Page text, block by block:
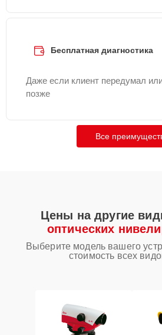
Бесплатная диагностика
Даже если клиент передумал
позже
Все
Цены на другие
оптических
Выберите модель вашего
стоимость всех